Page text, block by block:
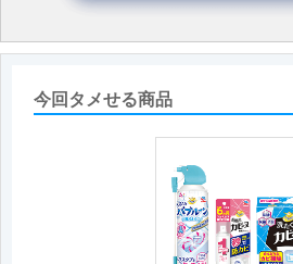
今回タメせる商品